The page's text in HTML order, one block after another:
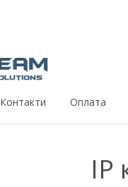
Контакти Оплата
IP